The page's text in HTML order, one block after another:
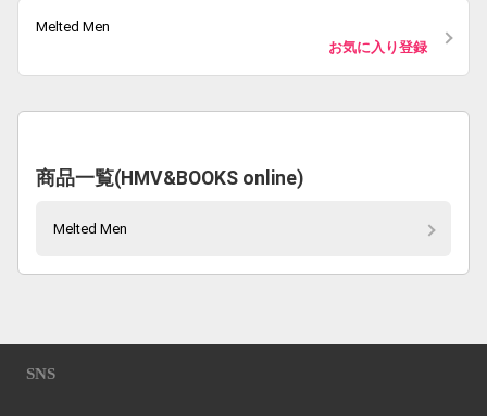
Melted Men
お気に入り登録
商品一覧(HMV&BOOKS online)
Melted Men
SNS